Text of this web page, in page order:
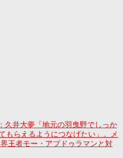
久井大夢「地元の羽曳野でしっか
もらえるようにつなげたい」。メ
王者モー・アブドゥラマンと対